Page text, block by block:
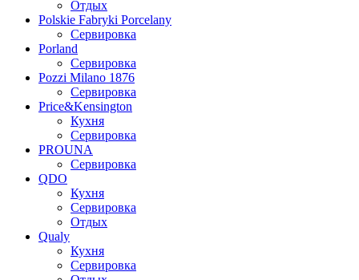
Отдых
Polskie Fabryki Porcelany
Сервировка
Porland
Сервировка
Pozzi Milano 1876
Сервировка
Price&Kensington
Кухня
Сервировка
PROUNA
Сервировка
QDO
Кухня
Сервировка
Отдых
Qualy
Кухня
Сервировка